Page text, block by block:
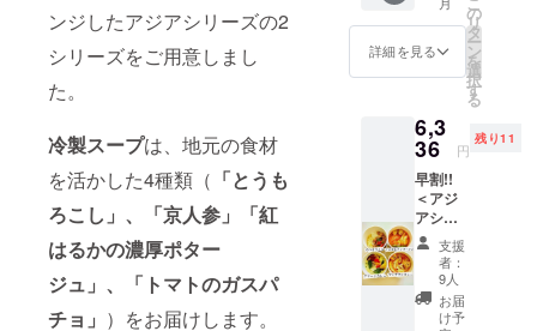
ンジしたアジアシリーズの2
シリーズをご用意しまし
た。
冷製スープは、地元の食材
を活かした4種類（ 「とうも
ろこし」、「京人参」「紅
はるかの濃厚ポター
ジュ」、「トマトのガスパ
チョ」 ）をお届けします。
認下さ
の食品
表示は
お届け
されま
す。 商
品開封
前には
必ずお
届けの
リター
ンに貼
付され
たラベ
ルや注
さい。
備考欄
にA・
願いま
す。
＜クラ
フト
スープA
＞ ・10
種野菜
と生姜
の彩り
椀 ・焼
鮭と白
ろこし
・京人
参 ・紅
はるか
の濃厚
ジュ ・
トマト
のガス
パチョ
以下の
クラフ
トスー
プの
セット
（A・
B・C）
詳細を見る
の
リ
タ
ー
ン
を
選
択
す
る
6,3
36 円
残り11
早割!!
＜アジ
アシ
リーズ4
個（各1
個）＋
クラフ
トスー
支援
者：
9人
お届
け予